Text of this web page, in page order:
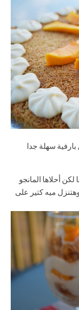
سهلة جدا
لكن أحلاها المانجو
ميه كتير على